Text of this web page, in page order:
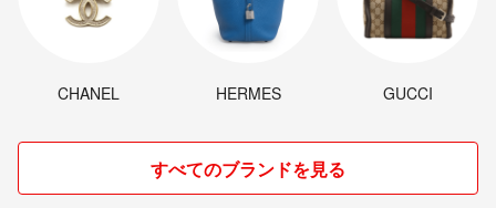
CHANEL HERMES GUCCI
すべてのブランドを見る